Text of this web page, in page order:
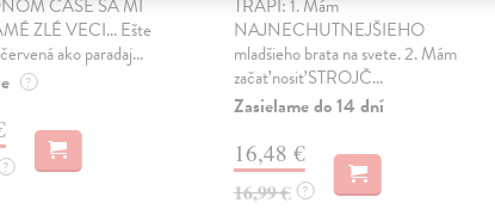
ČASE SA MI
ZLÉ VECI... Ešte
ako paradaj...
?
?
TRÁPI: 1. Mám
NAJNECHUTNEJŠIEHO
mladšieho brata na svete. 2. Mám
začať nosiť STROJČ...
Zasielame do 14 dní
16,48 €
16,99 € ?